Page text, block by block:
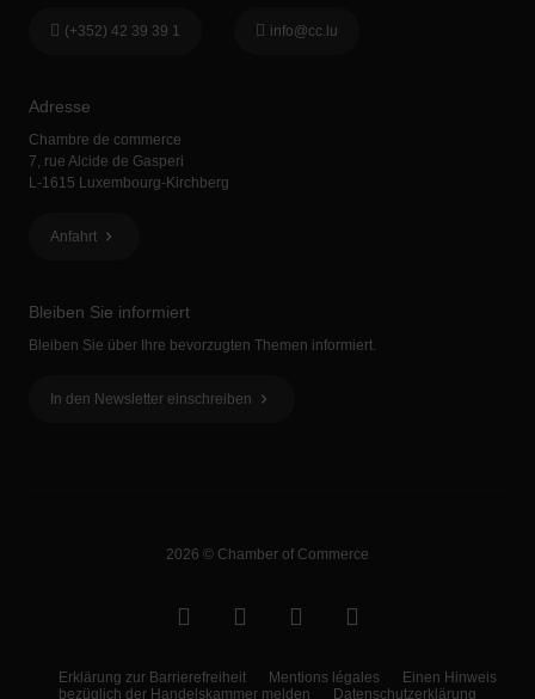
Bleiben Sie informiert
Bleiben Sie über Ihre bevorzugten Themen informiert.
In den Newsletter einschreiben
Adresse
Chambre de commerce
7, rue Alcide de Gasperi
L-1615 Luxembourg-Kirchberg
Anfahrt
(+352) 42 39 39 1 info@cc.lu
2026 © Chamber of Commerce
Erklärung zur Barrierefreiheit Mentions légales
Einen Hinweis
bezüglich der Handelskammer melden
Datenschutzerklärung